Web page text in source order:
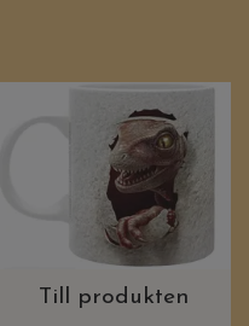
Till produkten